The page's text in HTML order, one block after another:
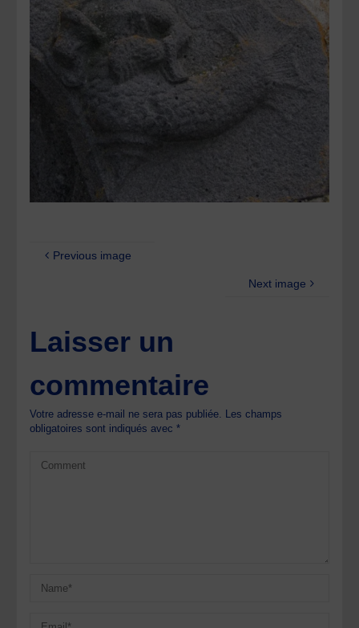
Previous image
Next image
Laisser un
commentaire
Votre adresse e-mail ne sera pas publiée.
Les champs
obligatoires sont indiqués avec*